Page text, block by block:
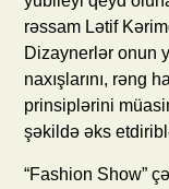
rəssam Lətif
Dizaynerlər onun
naxışlarını, rəng
prinsiplərini
şəkildə əks
“Fashion Show”